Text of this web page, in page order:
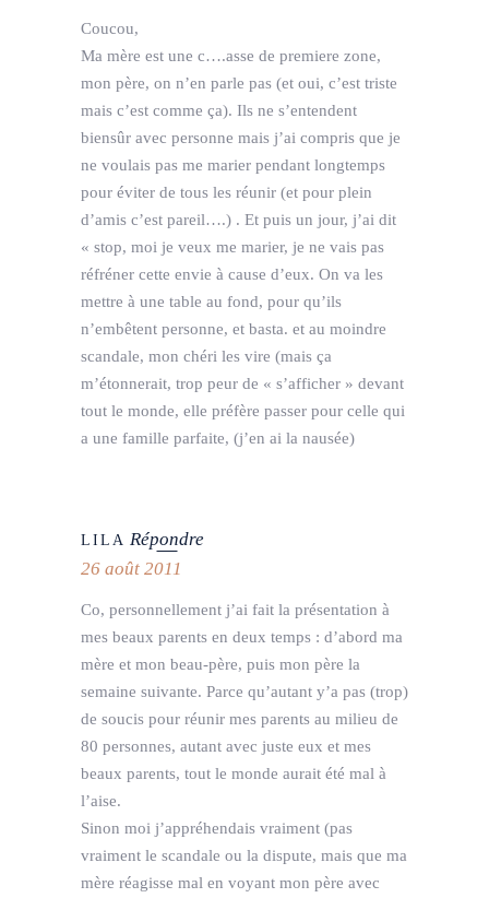
Coucou,
Ma mère est une c….asse de premiere zone,
mon père, on n’en parle pas (et oui, c’est triste
mais c’est comme ça). Ils ne s’entendent
biensûr avec personne mais j’ai compris que je
ne voulais pas me marier pendant longtemps
pour éviter de tous les réunir (et pour plein
d’amis c’est pareil….) . Et puis un jour, j’ai dit
« stop, moi je veux me marier, je ne vais pas
réfréner cette envie à cause d’eux. On va les
mettre à une table au fond, pour qu’ils
n’embêtent personne, et basta. et au moindre
scandale, mon chéri les vire (mais ça
m’étonnerait, trop peur de « s’afficher » devant
tout le monde, elle préfère passer pour celle qui
a une famille parfaite, (j’en ai la nausée)
LILA Répondre
26 août 2011
Co, personnellement j’ai fait la présentation à
mes beaux parents en deux temps : d’abord ma
mère et mon beau-père, puis mon père la
semaine suivante. Parce qu’autant y’a pas (trop)
de soucis pour réunir mes parents au milieu de
80 personnes, autant avec juste eux et mes
beaux parents, tout le monde aurait été mal à
l’aise.
Sinon moi j’appréhendais vraiment (pas
vraiment le scandale ou la dispute, mais que ma
mère réagisse mal en voyant mon père avec